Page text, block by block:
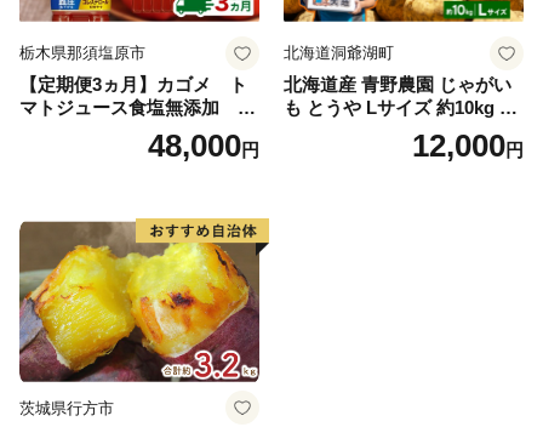
栃木県那須塩原市
【定期便3ヵ月】カゴメ ト
マトジュース食塩無添加 72
0ml PET×15本 1ケース 毎月
届く 3ヵ月 3回コース ns001-
48,000円
北海道洞爺湖町
北海道産 青野農園 じゃがい
も とうや Lサイズ 約10kg 20
26年10月初旬～12月下旬頃お
届け 先行予約 北海道 ジャガ
12,000円
茨城県行方市